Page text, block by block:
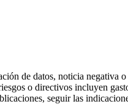
de datos, noticia negativa
o directivos incluyen
seguir las